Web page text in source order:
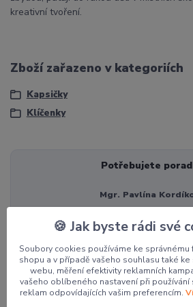
kreativní tvoření.
Zboží zařazeno v kategoriích
Kapsičky
Klíčenky
Potřebujete
Mgr. Pavlína
Související
🍪 Jak byste rádi své
Soubory cookies používáme ke
shopu a v případě vašeho souhlasu také
webu, měření efektivity reklamních
vašeho oblíbeného nastavení při používání
reklam odpovídajících vašim preferencím.